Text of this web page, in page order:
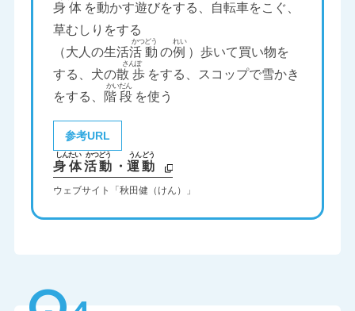
身体 を動かす遊びをする、自転車をこぐ、
草むしりをする
（大人の生活活動 の例 ）歩いて買い物を
する、犬の散歩 をする、スコップで雪かき
をする、 階段 を使う
参考URL
身体活動 ・運動
ウェブサイト「秋田健（けん）」